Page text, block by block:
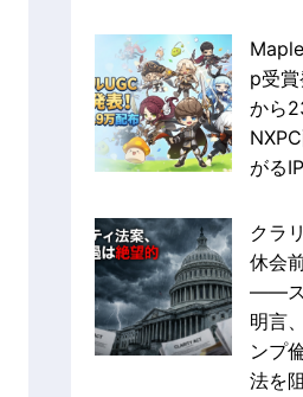
p受
から
がる
クラ
休会
——ス
明言
ンプ
法を